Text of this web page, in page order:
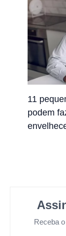
11
podem
Receba